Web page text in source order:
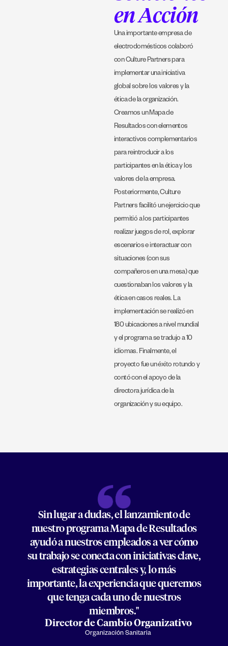
en Acción
Una importante empresa de
electrodomésticos colaboró ​​
con Culture Partners para
implementar una iniciativa
global sobre los valores y la
ética de la organización.
Creamos un Mapa de
Resultados con elementos
interactivos complementarios
para reintroducir a los
participantes en la ética y los
valores de la empresa.
Posteriormente, Culture
Partners facilitó un ejercicio que
permitió a los participantes
realizar juegos de rol, explorar
escenarios e interactuar con
situaciones (con sus
compañeros en una mesa) que
cuestionaban los valores y la
ética en casos reales. La
implementación se realizó en
180 ubicaciones a nivel mundial
y el programa se tradujo a 10
idiomas. Finalmente, el
proyecto fue un éxito rotundo y
contó con el apoyo de la
directora jurídica de la
organización y su equipo.
Sin lugar a dudas, el lanzamiento de
nuestro programa Mapa de Resultados
ayudó a nuestros empleados a ver cómo
su trabajo se conecta con iniciativas clave,
estrategias centrales y, lo más
importante, la experiencia que queremos
que tenga cada uno de nuestros
miembros."
Director de Cambio Organizativo
Organización Sanitaria